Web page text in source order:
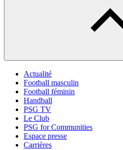
Actualité
Football masculin
Football féminin
Handball
PSG TV
Le Club
PSG for Communities
Espace presse
Carrières